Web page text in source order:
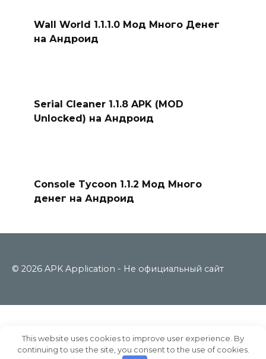
Wall World 1.1.1.0 Мод Много Денег
на Андроид
Serial Cleaner 1.1.8 APK (MOD
Unlocked) на Андроид
Console Tycoon 1.1.2 Мод Много
денег на Андроид
© 2026 APK Application - Не официальный сайт
This website uses cookies to improve user experience. By
continuing to use the site, you consent to the use of cookies.